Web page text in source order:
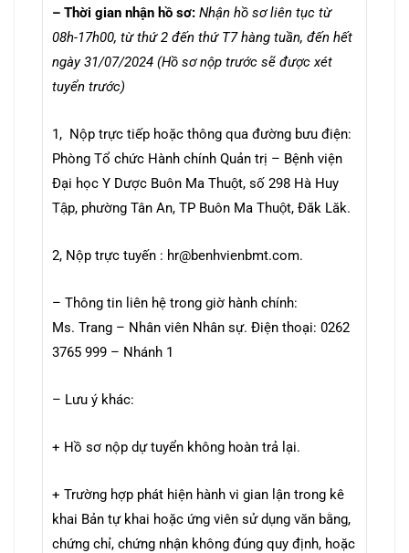
– Thời gian nhận hồ sơ: Nhận hồ sơ liên tục từ
08h-17h00, từ thứ 2 đến thứ T7 hàng tuần, đến hết
ngày 31/07/2024 (Hồ sơ nộp trước sẽ được xét
tuyển trước)
1, Nộp trực tiếp hoặc thông qua đường bưu điện:
Phòng Tổ chức Hành chính Quản trị – Bệnh viện
Đại học Y Dược Buôn Ma Thuột, số 298 Hà Huy
Tập, phường Tân An, TP Buôn Ma Thuột, Đăk Lăk.
2, Nộp trực tuyến : hr@benhvienbmt.com.
– Thông tin liên hệ trong giờ hành chính:
Ms. Trang – Nhân viên Nhân sự. Điện thoại: 0262
3765 999 – Nhánh 1
– Lưu ý khác:
+ Hồ sơ nộp dự tuyển không hoàn trả lại.
+ Trường hợp phát hiện hành vi gian lận trong kê
khai Bản tự khai hoặc ứng viên sử dụng văn bằng,
chứng chỉ, chứng nhận không đúng quy định, hoặc